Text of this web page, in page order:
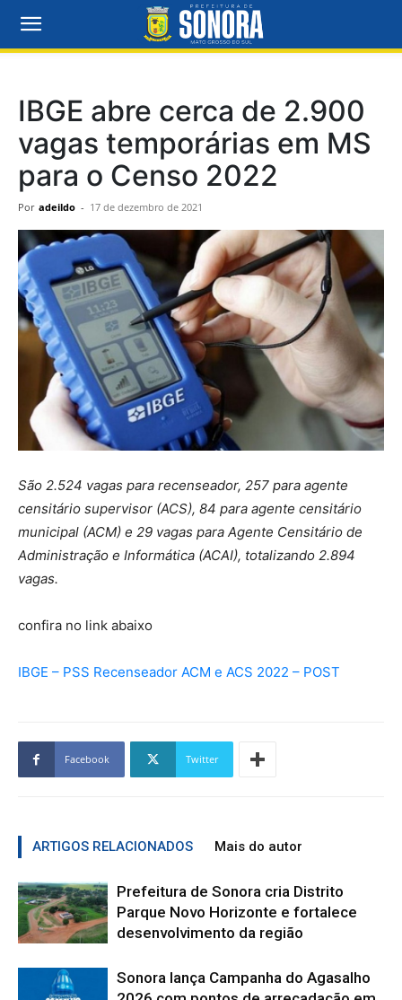
IBGE abre cerca de 2.900
vagas temporárias em MS
para o Censo 2022
Por adeildo - 17 de dezembro de 2021
São 2.524 vagas para recenseador, 257 para agente
censitário supervisor (ACS), 84 para agente censitário
municipal (ACM) e 29 vagas para Agente Censitário de
Administração e Informática (ACAI), totalizando 2.894
vagas.
confira no link abaixo
IBGE – PSS Recenseador ACM e ACS 2022 – POST
Facebook Twitter
ARTIGOS RELACIONADOS Mais do autor
Prefeitura de Sonora cria Distrito
Parque Novo Horizonte e fortalece
desenvolvimento da região
Sonora lança Campanha do Agasalho